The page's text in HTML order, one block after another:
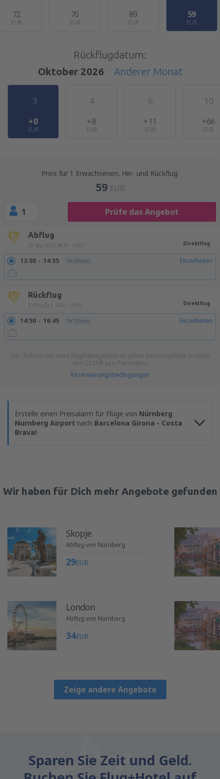
72
EUR
70
EUR
89
EUR
59
EUR
Rückflugdatum:
Oktober 2026
Anderer Monat
3
+0
EUR
4
+8
EUR
6
+11
EUR
10
+66
EUR
Preis für 1 Erwachsenen, Hin- und Rückflug:
59 EUR
1 Prüfe das Angebot
Abflug
29 Sep (Di.) NUE - GRO Direktflug
13:00 14:55 1h 55min Einzelheiten
Rückflug
3 Okt (Sa.) GRO - NUE Direktflug
14:50 16:45 1h 55min Einzelheiten
Der Ticketpreis samt Flughafengebühren (ohne Servicegebühr in Höhe
von 22 EUR pro Passagier)
Reservierungsbedingungen
Erstelle einen Preisalarm für Flüge von Nürnberg
Nurnberg Airport nach Barcelona Girona - Costa
Brava!
Wir haben für Dich mehr Angebote gefunden
Skopje
Abflug von Nürnberg
29EUR
London
Abflug von Nürnberg
34EUR
Zeige andere Angebote
Sparen Sie Zeit und Geld.